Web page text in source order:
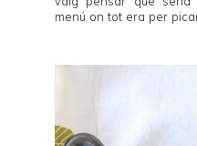
menú on tot era per